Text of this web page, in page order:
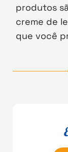
produtos
creme de
que você